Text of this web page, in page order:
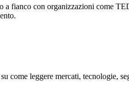
a fianco con organizzazioni come
come leggere mercati, tecnologie,